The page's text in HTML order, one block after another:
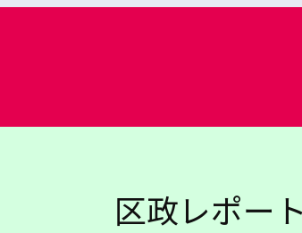
区政レポー